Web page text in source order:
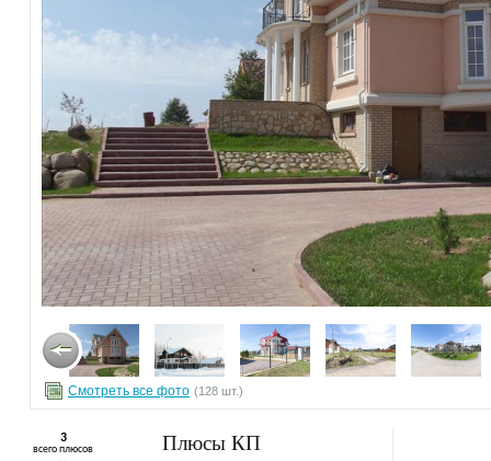
Смотреть все фото (128 шт.)
Плюсы КП
3
всего плюсов